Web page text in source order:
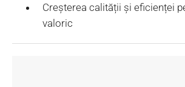
Creșterea calității și eficienței
valoric